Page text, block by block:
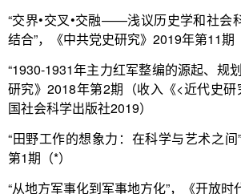
“交界•交叉•交融——浅议历史学和社会
结合”，《中共党史研究》2019年第11期
“1930-1931年主力红军整编的源起、规
研究》2018年第2期（收入《<近代史
国社会科学出版社2019）
“田野工作的想象力：在科学与艺术之
第1期（*）
“从地方军事化到军事地方化”，《开放时